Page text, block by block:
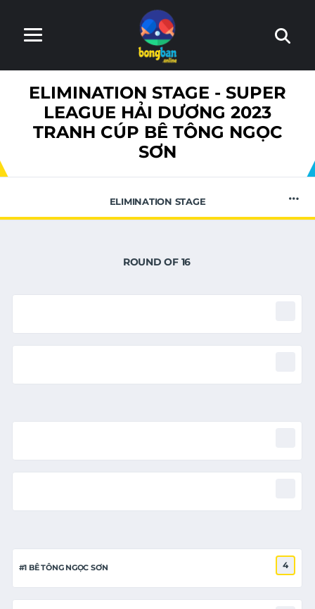
lỗi, xin báo lại với admin
ELIMINATION STAGE - SUPER
LEAGUE HẢI DƯƠNG 2023
TRANH CÚP BÊ TÔNG NGỌC
SƠN
ELIMINATION STAGE
ROUND OF 16
#1 BÊ TÔNG NGỌC SƠN 4